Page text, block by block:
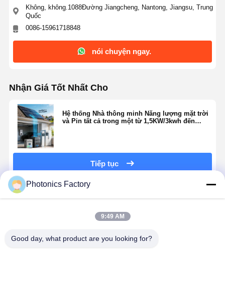
bơm nước tấm pin mặt trời
Không, không.1088Đường Jiangcheng, Nantong, Jiangsu, Trung
Quốc
0086-15961718848
nói chuyện ngay.
Nhận Giá Tốt Nhất Cho
Hệ thống Nhà thông minh Năng lượng mặt trời
và Pin tất cả trong một từ 1,5KW/3kwh đến
Tiếp tục
Sản Phẩm Khuyến Cáo
Photonics Factory
9:49 AM
Good day, what product are you looking for?